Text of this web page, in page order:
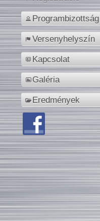
Programbizottság
Versenyhelyszín
Kapcsolat
Galéria
Eredmények